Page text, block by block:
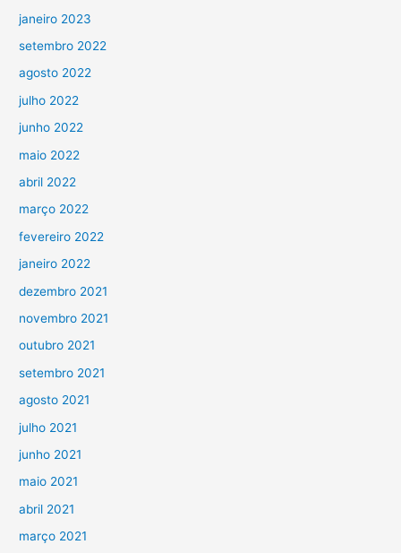
janeiro 2023
setembro 2022
agosto 2022
julho 2022
junho 2022
maio 2022
abril 2022
março 2022
fevereiro 2022
janeiro 2022
dezembro 2021
novembro 2021
outubro 2021
setembro 2021
agosto 2021
julho 2021
junho 2021
maio 2021
abril 2021
março 2021